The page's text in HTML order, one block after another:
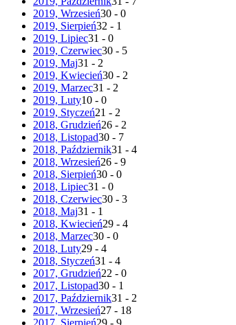
2019, Wrzesień30 - 0
2019, Sierpień32 - 1
2019, Lipiec31 - 0
2019, Czerwiec30 - 5
2019, Maj31 - 2
2019, Kwiecień30 - 2
2019, Marzec31 - 2
2019, Luty10 - 0
2019, Styczeń21 - 2
2018, Grudzień26 - 2
2018, Listopad30 - 7
2018, Październik31 - 4
2018, Wrzesień26 - 9
2018, Sierpień30 - 0
2018, Lipiec31 - 0
2018, Czerwiec30 - 3
2018, Maj31 - 1
2018, Kwiecień29 - 4
2018, Marzec30 - 0
2018, Luty29 - 4
2018, Styczeń31 - 4
2017, Grudzień22 - 0
2017, Listopad30 - 1
2017, Październik31 - 2
2017, Wrzesień27 - 18
2017, Sierpień29 - 9